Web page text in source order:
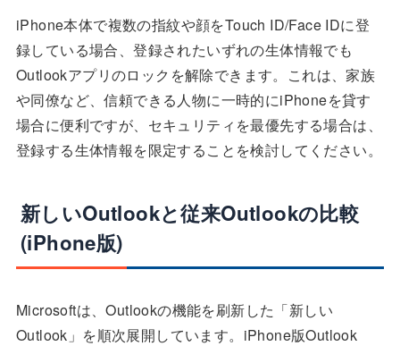
iPhone本体で複数の指紋や顔をTouch ID/Face IDに登
録している場合、登録されたいずれの生体情報でも
Outlookアプリのロックを解除できます。これは、家族
や同僚など、信頼できる人物に一時的にiPhoneを貸す
場合に便利ですが、セキュリティを最優先する場合は、
登録する生体情報を限定することを検討してください。
新しいOutlookと従来Outlookの比較
(iPhone版)
Microsoftは、Outlookの機能を刷新した「新しい
Outlook」を順次展開しています。iPhone版Outlook